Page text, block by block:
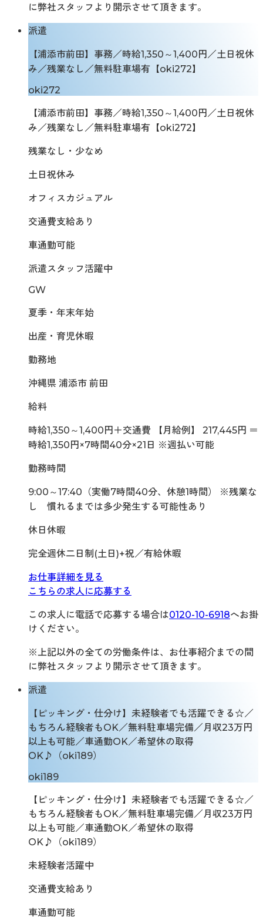
に弊社スタッフより開示させて頂きます。
派遣
【浦添市前田】事務／時給1,350～1,400円／土日祝休
み／残業なし／無料駐車場有【oki272】
oki272
【浦添市前田】事務／時給1,350～1,400円／土日祝休
み／残業なし／無料駐車場有【oki272】
残業なし・少なめ
土日祝休み
オフィスカジュアル
交通費支給あり
車通勤可能
派遣スタッフ活躍中
GW
夏季・年末年始
出産・育児休暇
勤務地
沖縄県 浦添市 前田
給料
時給1,350～1,400円＋交通費 【月給例】 217,445円 ＝
時給1,350円×7時間40分×21日 ※週払い可能
勤務時間
9:00～17:40（実働7時間40分、休憩1時間） ※残業な
し 慣れるまでは多少発生する可能性あり
休日休暇
完全週休二日制(土日)+祝／有給休暇
お仕事詳細を見る
こちらの求人に応募する
この求人に電話で応募する場合は0120-10-6918へお掛
けください。
※上記以外の全ての労働条件は、お仕事紹介までの間
に弊社スタッフより開示させて頂きます。
派遣
【ピッキング・仕分け】未経験者でも活躍できる☆／
もちろん経験者もOK／無料駐車場完備／月収23万円
以上も可能／車通勤OK／希望休の取得
OK♪（oki189）
oki189
【ピッキング・仕分け】未経験者でも活躍できる☆／
もちろん経験者もOK／無料駐車場完備／月収23万円
以上も可能／車通勤OK／希望休の取得
OK♪（oki189）
未経験者活躍中
交通費支給あり
車通勤可能